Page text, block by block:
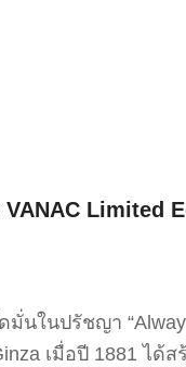
Limited
นในปรัชญา
เมื่อปี 1881 ไ